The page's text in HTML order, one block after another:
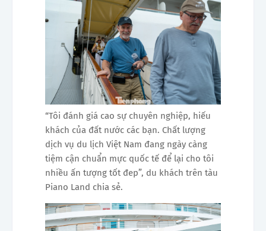
“Tôi đánh giá cao sự chuyên nghiệp, hiếu
khách của đất nước các bạn. Chất lượng
dịch vụ du lịch Việt Nam đang ngày càng
tiệm cận chuẩn mực quốc tế để lại cho tôi
nhiều ấn tượng tốt đep”, du khách trên tàu
Piano Land chia sẻ.